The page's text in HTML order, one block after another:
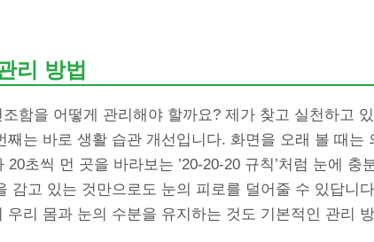
리 방법
함을 어떻게 관리해야 할까요? 제가 찾고 실천하고
째는 바로 생활 습관 개선입니다. 화면을 오래 볼 때는
20초씩 먼 곳을 바라보는 ’20-20-20 규칙’처럼 눈에 충
감고 있는 것만으로도 눈의 피로를 덜어줄 수 있답니
우리 몸과 눈의 수분을 유지하는 것도 기본적인 관리